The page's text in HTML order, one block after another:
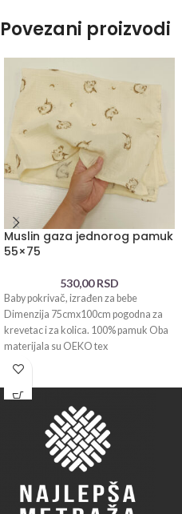
Povezani proizvodi
Muslin gaza jednorog pamuk
55×75
530,00RSD
Baby pokrivač, izrađen za bebe
Dimenzija 75cmx100cm pogodna za
krevetac i za kolica. 100% pamuk Oba
materijala su OEKO tex